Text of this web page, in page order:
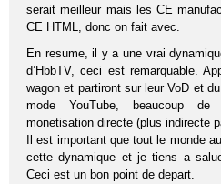
serait meilleur mais les CE
CE HTML, donc on fait avec.
En resume, il y a une vrai
d’HbbTV, ceci est remarquable.
wagon et partiront sur leur VoD et
mode YouTube, beaucoup
monetisation directe (plus indirecte
Il est important que tout le monde
cette dynamique et je tiens a
Ceci est un bon point de depart.